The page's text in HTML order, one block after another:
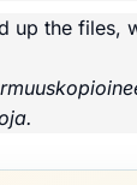
up the files,